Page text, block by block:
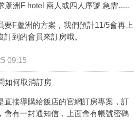
蘆洲F hotel 兩人或四人序號 急需......
要F蘆洲的方案，我們預計11/5會再上
訂到的會員來訂房哦。
09:15
如何取消訂房
直接導購給飯店的官網訂房專案，訂
會有一封通知信，上面會有帳號密碼